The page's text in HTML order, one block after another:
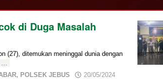
di Duga Masalah
(27), ditemukan meninggal dunia dengan
, POLSEK JEBUS 20/05/2024